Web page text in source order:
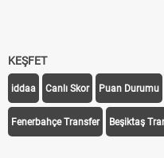
KEŞFET
iddaa Canlı Skor Puan Durumu
Fenerbahçe Transfer Beşiktaş